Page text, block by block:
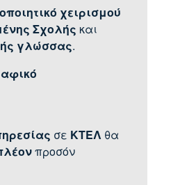
χειρισμού
Σχολής και
γλώσσας.
σε ΚΤΕΛ θα
προσόν